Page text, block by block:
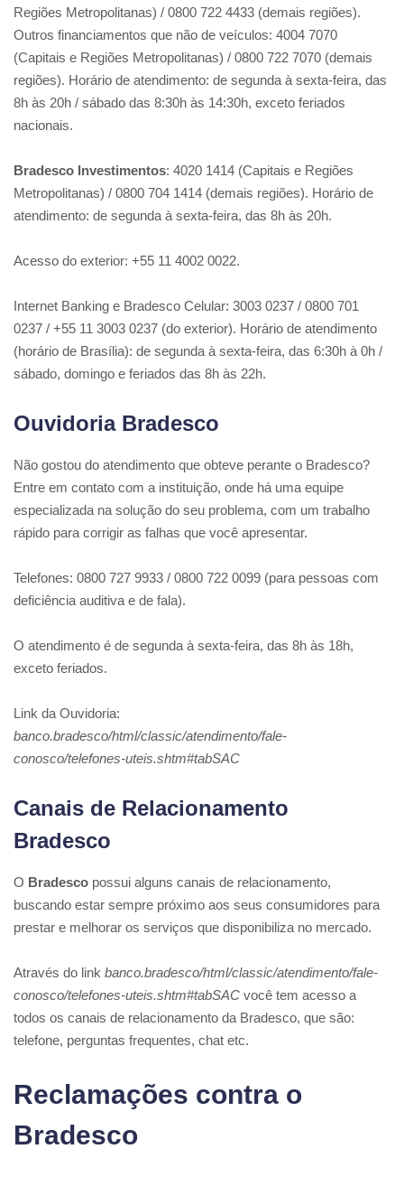
Regiões Metropolitanas) / 0800 722 4433 (demais regiões).
Outros financiamentos que não de veículos: 4004 7070
(Capitais e Regiões Metropolitanas) / 0800 722 7070 (demais
regiões). Horário de atendimento: de segunda à sexta-feira, das
8h às 20h / sábado das 8:30h às 14:30h, exceto feriados
nacionais.
Bradesco Investimentos: 4020 1414 (Capitais e Regiões
Metropolitanas) / 0800 704 1414 (demais regiões). Horário de
atendimento: de segunda à sexta-feira, das 8h às 20h.
Acesso do exterior: +55 11 4002 0022.
Internet Banking e Bradesco Celular: 3003 0237 / 0800 701
0237 / +55 11 3003 0237 (do exterior). Horário de atendimento
(horário de Brasília): de segunda à sexta-feira, das 6:30h à 0h /
sábado, domingo e feriados das 8h às 22h.
Ouvidoria Bradesco
Não gostou do atendimento que obteve perante o Bradesco?
Entre em contato com a instituição, onde há uma equipe
especializada na solução do seu problema, com um trabalho
rápido para corrigir as falhas que você apresentar.
Telefones: 0800 727 9933 / 0800 722 0099 (para pessoas com
deficiência auditiva e de fala).
O atendimento é de segunda à sexta-feira, das 8h às 18h,
exceto feriados.
Link da Ouvidoria:
banco.bradesco/html/classic/atendimento/fale-
conosco/telefones-uteis.shtm#tabSAC
Canais de Relacionamento
Bradesco
O Bradesco possui alguns canais de relacionamento,
buscando estar sempre próximo aos seus consumidores para
prestar e melhorar os serviços que disponibiliza no mercado.
Através do link banco.bradesco/html/classic/atendimento/fale-
conosco/telefones-uteis.shtm#tabSAC você tem acesso a
todos os canais de relacionamento da Bradesco, que são:
telefone, perguntas frequentes, chat etc.
Reclamações contra o
Bradesco